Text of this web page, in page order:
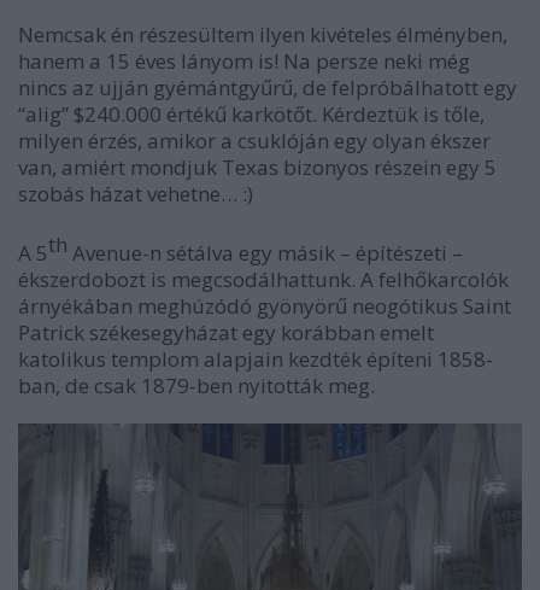
Nemcsak én részesültem ilyen kivételes élményben,
hanem a 15 éves lányom is! Na persze neki még
nincs az ujján gyémántgyűrű, de felpróbálhatott egy
“alig” $240.000 értékű karkötőt. Kérdeztük is tőle,
milyen érzés, amikor a csuklóján egy olyan ékszer
van, amiért mondjuk Texas bizonyos részein egy 5
szobás házat vehetne… :)
A 5th Avenue-n sétálva egy másik – építészeti –
ékszerdobozt is megcsodálhattunk. A felhőkarcolók
árnyékában meghúzódó gyönyörű neogótikus Saint
Patrick székesegyházat egy korábban emelt
katolikus templom alapjain kezdték építeni 1858-
ban, de csak 1879-ben nyitották meg.